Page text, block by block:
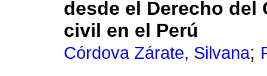
desde el Derecho
civil en el Perú
Córdova Zárate, Silvana;